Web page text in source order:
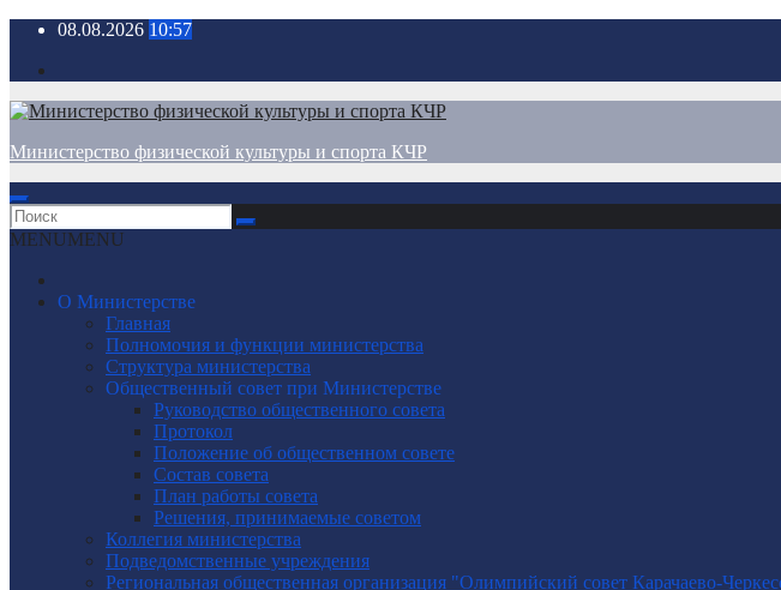
Перейти
содержимому
08.08.2026 10:57
Министерство физической культуры и спорта КЧР
MENUMENU
О Министерстве
Главная
Полномочия и функции министерства
Структура министерства
Общественный совет при Министерстве
Руководство общественного совета
Протокол
Положение об общественном совете
Состав совета
План работы совета
Решения, принимаемые советом
Коллегия министерства
Подведомственные учреждения
Региональная общественная организация "Олимпийский совет Карачаево-